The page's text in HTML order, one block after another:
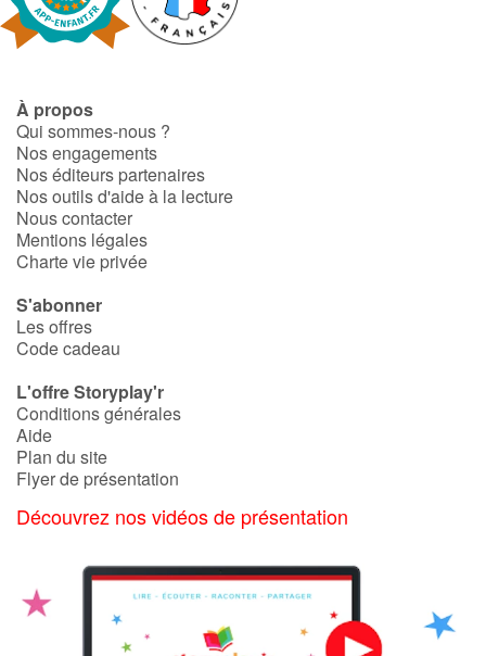
En famille
Quotidien et loisirs
À l'école
Fêtes et évènements
Amour et amitié
Émotions et sentiments
Formats et illustrations
Contraste +
À propos
Qui sommes-nous ?
Nos engagements
Nos éditeurs partenaires
Nos outils d'aide à la lecture
Nous contacter
Mentions légales
Charte vie privée
S'abonner
Les offres
Code cadeau
L'offre Storyplay'r
Conditions générales
Aide
Plan du site
Flyer de présentation
Découvrez nos vidéos de présentation